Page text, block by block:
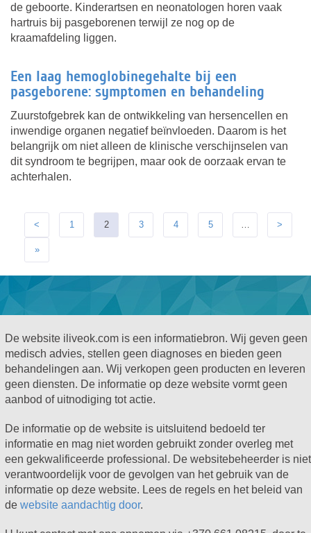
de geboorte. Kinderartsen en neonatologen horen vaak
hartruis bij pasgeborenen terwijl ze nog op de
kraamafdeling liggen.
Een laag hemoglobinegehalte bij een
pasgeborene: symptomen en behandeling
Zuurstofgebrek kan de ontwikkeling van hersencellen en
inwendige organen negatief beïnvloeden. Daarom is het
belangrijk om niet alleen de klinische verschijnselen van
dit syndroom te begrijpen, maar ook de oorzaak ervan te
achterhalen.
< 1 2 3 4 5 … >
»
De website iliveok.com is een informatiebron. Wij geven geen
medisch advies, stellen geen diagnoses en bieden geen
behandelingen aan. Wij verkopen geen producten en leveren
geen diensten. De informatie op deze website vormt geen
aanbod of uitnodiging tot actie.
De informatie op de website is uitsluitend bedoeld ter
informatie en mag niet worden gebruikt zonder overleg met
een gekwalificeerde professional. De websitebeheerder is niet
verantwoordelijk voor de gevolgen van het gebruik van de
informatie op deze website. Lees de regels en het beleid van
de website aandachtig door.